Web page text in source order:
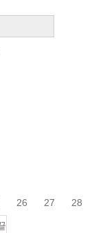
26 27 28